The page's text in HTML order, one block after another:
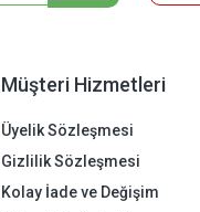
Müşteri Hizmetleri
Üyelik Sözleşmesi
Gizlilik Sözleşmesi
Kolay İade ve Değişim